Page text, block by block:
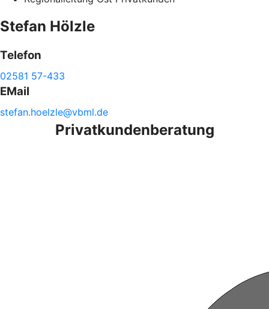
Stefan Hölzle
Telefon
02581 57-433
EMail
stefan.hoelzle@vbml.de
Privatkundenberatung